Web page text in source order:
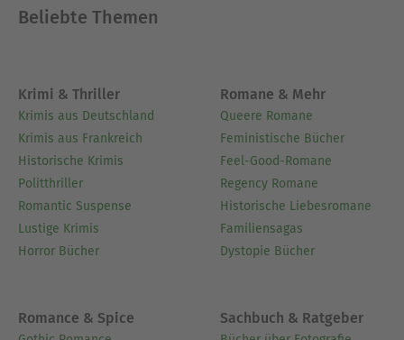
Mut, die notwendig sind, um den Weg der Heilung
zu beschreiten. Der Leser kann sich mit dieser
Befreien Sie sich von der Geisel Alkohol, sichern
Sie sich JETZT die Lösung für Ihr Problem.
Über Maria Zangl
Maria Zangl beschäftigt sich als freie Autorin
schon seit vielen Jahren mit Themen wie
Persönlichkeitsentwicklung, Unterbewusstsein,
von Menschen, von denen sie gehört oder die sie
Beliebte Themen
Krimi & Thriller
Krimis aus Deutschland
Krimis aus Frankreich
Historische Krimis
Politthriller
Romantic Suspense
Lustige Krimis
Horror Bücher
Romane & Mehr
Queere Romane
Feministische Bücher
Feel-Good-Romane
Regency Romane
Historische Liebesromane
Familiensagas
Dystopie Bücher
Romance & Spice Sachbuch & Ratgeber